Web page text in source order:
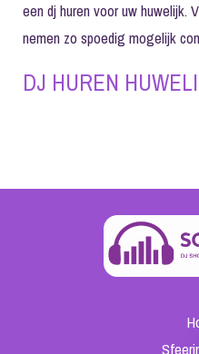
een dj huren voor uw huwelijk.
nemen zo spoedig mogelijk
DJ HUREN